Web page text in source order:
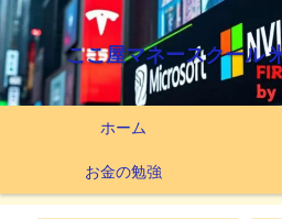
ここ屋マネースクール
ホーム
お金の勉強